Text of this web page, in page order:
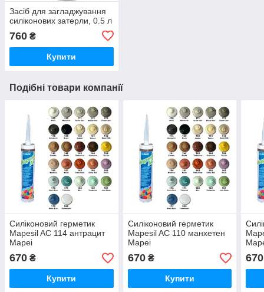
Засіб для загладжування
силіконових затерли, 0.5 л
760 ₴
Купити
Подібні товари компанії
Силіконовий герметик
Mapesil AC 114 антрацит
Mapei
670 ₴
Купити
Силіконовий герметик
Mapesil AC 110 манхетен
Mapei
670₴
Купити
670